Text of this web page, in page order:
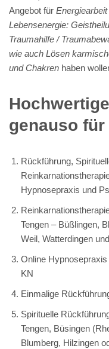
Angebot für
Lebensenergie:
Traumahilfe /
wie auch Lösen
und Chakren haben
genauso für
Rückführung,
Hypnosepraxis und
Tengen – Büßlingen,
Weil, Watterdingen
Online
KN
Einmalige
Spirituelle
Tengen, Büsingen
Blumberg, Hilzingen